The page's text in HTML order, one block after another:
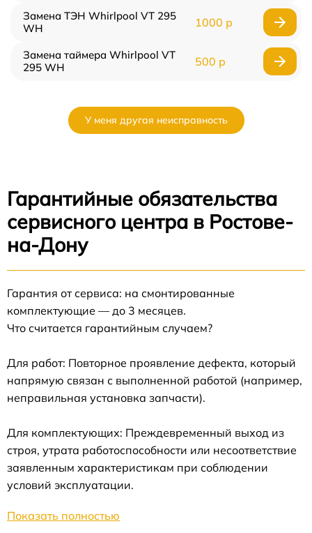
Замена ТЭН Whirlpool VT 295
WH
1000 р
Замена таймера Whirlpool VT
295 WH
500 р
У меня другая неисправность
Гарантийные обязательства
сервисного центра в Ростове-
на-Дону
Гарантия от сервиса: на смонтированные
комплектующие — до 3 месяцев.
Что считается гарантийным случаем?
Для работ: Повторное проявление дефекта, который
напрямую связан с выполненной работой (например,
неправильная установка запчасти).
Для комплектующих: Преждевременный выход из
строя, утрата работоспособности или несоответствие
заявленным характеристикам при соблюдении
условий эксплуатации.
Показать полностью